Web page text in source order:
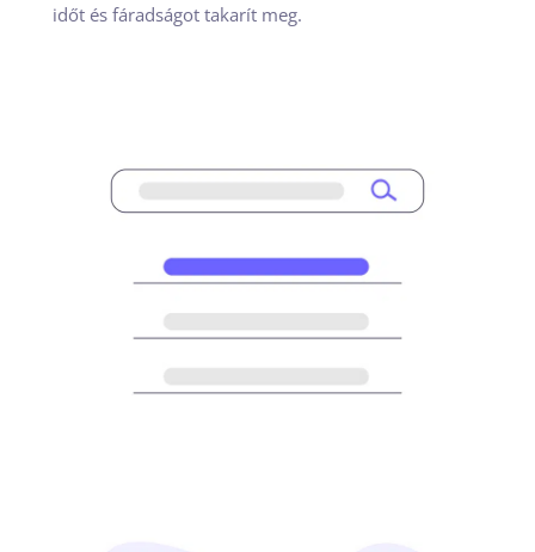
időt és fáradságot takarít meg.